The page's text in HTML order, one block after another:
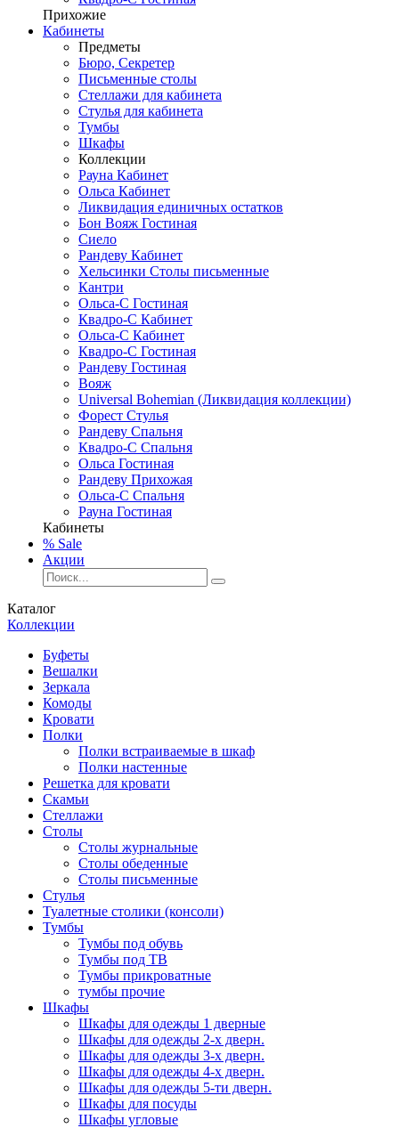
Прихожие
Кабинеты
Предметы
Бюро, Секретер
Письменные столы
Стеллажи для кабинета
Стулья для кабинета
Тумбы
Шкафы
Коллекции
Рауна Кабинет
Ольса Кабинет
Ликвидация единичных остатков
Бон Вояж Гостиная
Сиело
Рандеву Кабинет
Хельсинки Столы письменные
Кантри
Ольса-С Гостиная
Квадро-С Кабинет
Ольса-С Кабинет
Квадро-С Гостиная
Рандеву Гостиная
Вояж
Universal Bohemian (Ликвидация коллекции)
Форест Стулья
Рандеву Спальня
Квадро-С Спальня
Ольса Гостиная
Рандеву Прихожая
Ольса-С Спальня
Рауна Гостиная
Кабинеты
% Sale
Акции
Каталог
Коллекции
Буфеты
Вешалки
Зеркала
Комоды
Кровати
Полки
Полки встраиваемые в шкаф
Полки настенные
Решетка для кровати
Скамьи
Стеллажи
Столы
Столы журнальные
Столы обеденные
Столы письменные
Стулья
Туалетные столики (консоли)
Тумбы
Тумбы под обувь
Тумбы под ТВ
Тумбы прикроватные
тумбы прочие
Шкафы
Шкафы для одежды 1 дверные
Шкафы для одежды 2-х дверн.
Шкафы для одежды 3-х дверн.
Шкафы для одежды 4-х дверн.
Шкафы для одежды 5-ти дверн.
Шкафы для посуды
Шкафы угловые